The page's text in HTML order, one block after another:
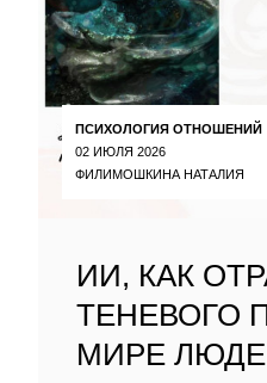
ПСИХОЛОГИЯ ОТНОШЕНИЙ
02 ИЮЛЯ 2026
ФИЛИМОШКИНА НАТАЛИЯ
ИИ, КАК
ТЕНЕВОГО
МИРЕ